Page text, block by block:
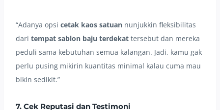
“Adanya opsi cetak kaos satuan nunjukkin fleksibilitas
dari tempat sablon baju terdekat tersebut dan mereka
peduli sama kebutuhan semua kalangan. Jadi, kamu gak
perlu pusing mikirin kuantitas minimal kalau cuma mau
bikin sedikit.”
7. Cek Reputasi dan Testimoni